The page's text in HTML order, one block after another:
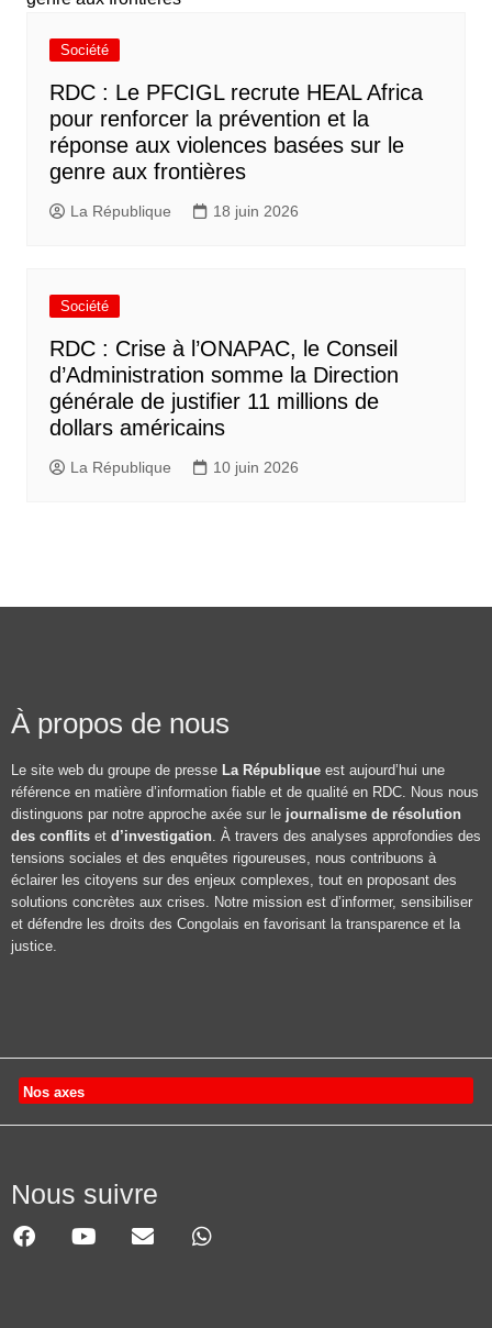
Société
RDC : Le PFCIGL recrute HEAL Africa
pour renforcer la prévention et la
réponse aux violences basées sur le
genre aux frontières
La République 18 juin 2026
Société
RDC : Crise à l’ONAPAC, le Conseil
d’Administration somme la Direction
générale de justifier 11 millions de
dollars américains
La République 10 juin 2026
À propos de nous
Le site web du groupe de presse La République est aujourd’hui une
référence en matière d’information fiable et de qualité en RDC. Nous nous
distinguons par notre approche axée sur le journalisme de résolution
des conflits et d’investigation. À travers des analyses approfondies des
tensions sociales et des enquêtes rigoureuses, nous contribuons à
éclairer les citoyens sur des enjeux complexes, tout en proposant des
solutions concrètes aux crises. Notre mission est d’informer, sensibiliser
et défendre les droits des Congolais en favorisant la transparence et la
justice.
Nos axes
Nous suivre